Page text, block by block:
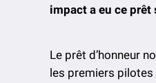
impact a eu ce
Le prêt d’honneur
les premiers pilotes